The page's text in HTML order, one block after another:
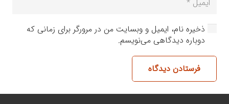
ذخیره نام، ایمیل و وبسایت من در مرورگر برای زمانی که
دوباره دیدگاهی می‌نویسم.
فرستادن دیدگاه